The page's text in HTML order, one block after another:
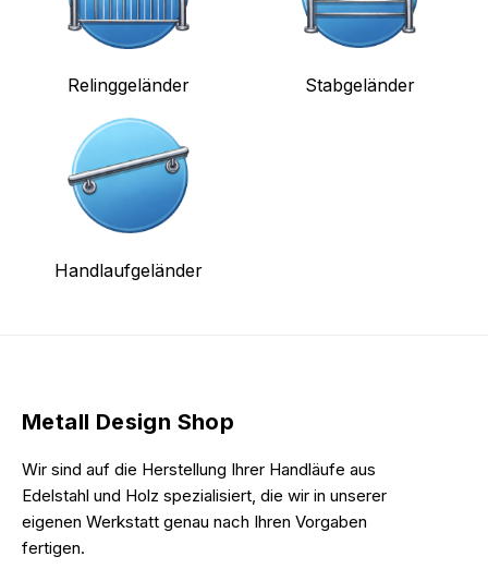
Relinggeländer Stabgeländer
Handlaufgeländer
Metall Design Shop
Wir sind auf die Herstellung Ihrer Handläufe aus
Edelstahl und Holz spezialisiert, die wir in unserer
eigenen Werkstatt genau nach Ihren Vorgaben
fertigen.